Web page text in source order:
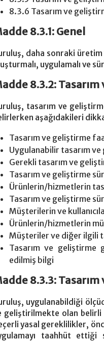
8.3.6 Tasarım ve
8.3.1: Genel
daha sonraki
uygulamalı ve
8.3.2:
tasarım ve
aşağıdakileri
Tasarım ve geliştirme
Uygulanabilir tasarım
Gerekli tasarım ve
Tasarım ve geliştirme
Ürünlerin/hizmetlerin
Tasarım ve geliştirme
Müşterilerin ve
Ürünlerin/hizmetlerin
Müşteriler ve diğer ilgili
Tasarım ve geliştirme
edilmiş bilgi
8.3.3:
uygulanabildiği
geliştirilmekte olan belirli
yasal gereklilikler,
taahhüt ettiği